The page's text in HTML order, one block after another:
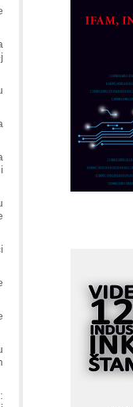
CTO -
PLC
objekte
Alba